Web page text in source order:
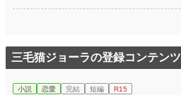
三毛猫ジョーラの登録コンテンツ
小説 恋愛 完結 短編 R15